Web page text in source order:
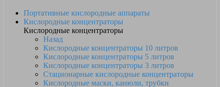
Портативные кислородные аппараты
Кислородные концентраторы
Кислородные концентраторы
Назад
Кислородные концентраторы 10 литров
Кислородные концентраторы 5 литров
Кислородные концентраторы 3 литров
Стационарные кислородные концентраторы
Кислородные маски, канюли, трубки